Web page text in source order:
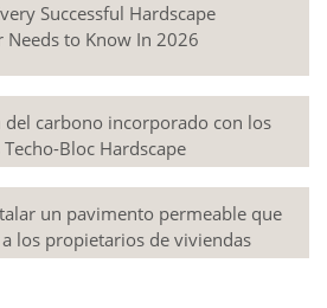
Successful Hardscape
Needs to Know In 2026
del carbono incorporado con los
Bloc Hardscape
un pavimento permeable que
los propietarios de viviendas